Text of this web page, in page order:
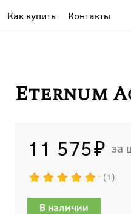
Как купить Контакты
Eternum
11 575
1
В наличии